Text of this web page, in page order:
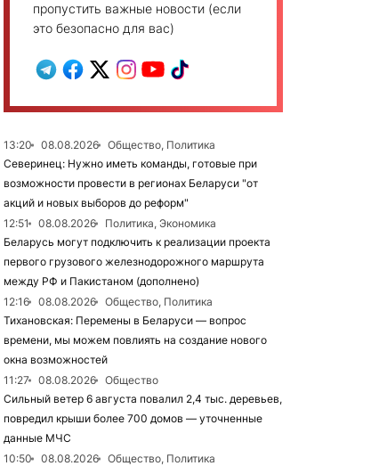
пропустить важные новости (если
это безопасно для вас)
13:20 08.08.2026
Общество, Политика
Северинец: Нужно иметь команды, готовые при
возможности провести в регионах Беларуси "от
акций и новых выборов до реформ"
12:51
08.08.2026
Политика, Экономика
Беларусь могут подключить к реализации проекта
первого грузового железнодорожного маршрута
между РФ и Пакистаном (дополнено)
12:16
08.08.2026
Общество, Политика
Тихановская: Перемены в Беларуси — вопрос
времени, мы можем повлиять на создание нового
окна возможностей
11:27
08.08.2026
Общество
Сильный ветер 6 августа повалил 2,4 тыс. деревьев,
повредил крыши более 700 домов — уточненные
данные МЧС
10:50
08.08.2026
Общество, Политика